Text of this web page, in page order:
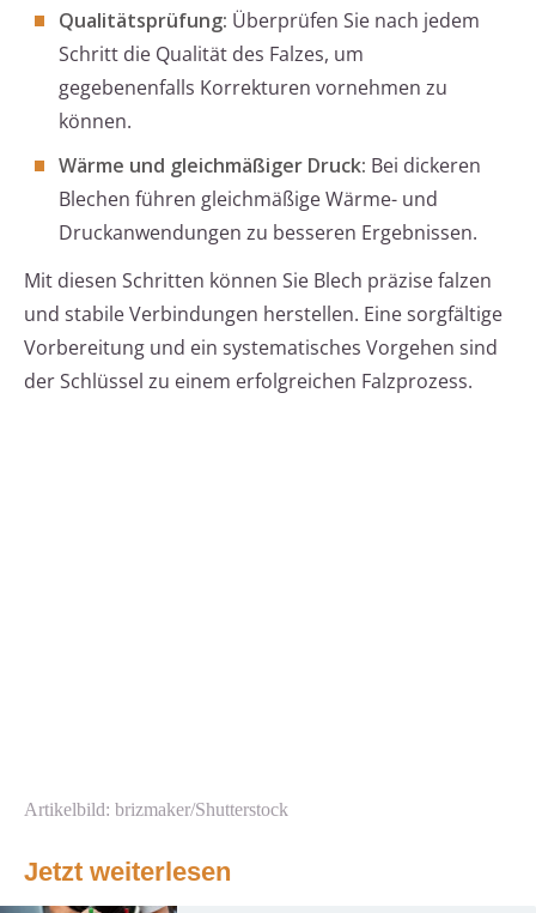
Qualitätsprüfung: Überprüfen Sie nach jedem
Schritt die Qualität des Falzes, um
gegebenenfalls Korrekturen vornehmen zu
können.
Wärme und gleichmäßiger Druck: Bei dickeren
Blechen führen gleichmäßige Wärme- und
Druckanwendungen zu besseren Ergebnissen.
Mit diesen Schritten können Sie Blech präzise falzen
und stabile Verbindungen herstellen. Eine sorgfältige
Vorbereitung und ein systematisches Vorgehen sind
der Schlüssel zu einem erfolgreichen Falzprozess.
Artikelbild: brizmaker/Shutterstock
Jetzt weiterlesen